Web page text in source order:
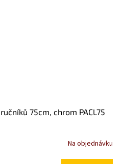
75cm, chrom PACL75
Na objednávku